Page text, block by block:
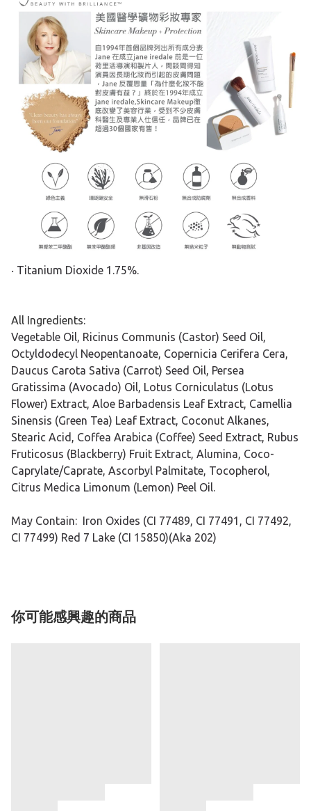
‧ Titanium Dioxide 1.75%.
All Ingredients:
Vegetable Oil, Ricinus Communis (Castor) Seed Oil,
Octyldodecyl Neopentanoate, Copernicia Cerifera Cera,
Daucus Carota Sativa (Carrot) Seed Oil, Persea
Gratissima (Avocado) Oil, Lotus Corniculatus (Lotus
Flower) Extract, Aloe Barbadensis Leaf Extract, Camellia
Sinensis (Green Tea) Leaf Extract, Coconut Alkanes,
Stearic Acid, Coffea Arabica (Coffee) Seed Extract, Rubus
Fruticosus (Blackberry) Fruit Extract, Alumina, Coco-
Caprylate/Caprate, Ascorbyl Palmitate, Tocopherol,
Citrus Medica Limonum (Lemon) Peel Oil.
May Contain: Iron Oxides (CI 77489, CI 77491, CI 77492,
CI 77499) Red 7 Lake (CI 15850)(Aka 202)
你可能感興趣的商品